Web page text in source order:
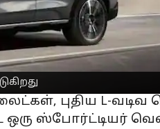
உள்ளது
புதிய L-
ஸ்போர்ட்டியர்